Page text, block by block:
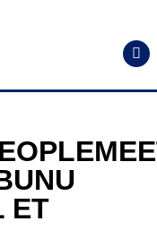
ET